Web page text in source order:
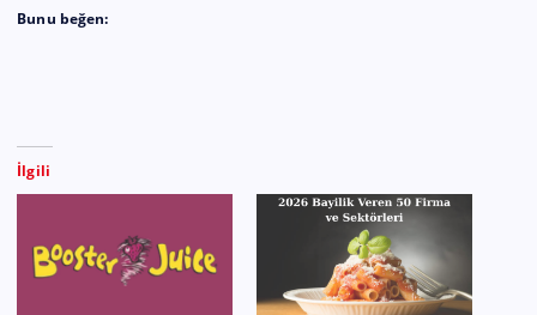
Bunu beğen:
İlgili